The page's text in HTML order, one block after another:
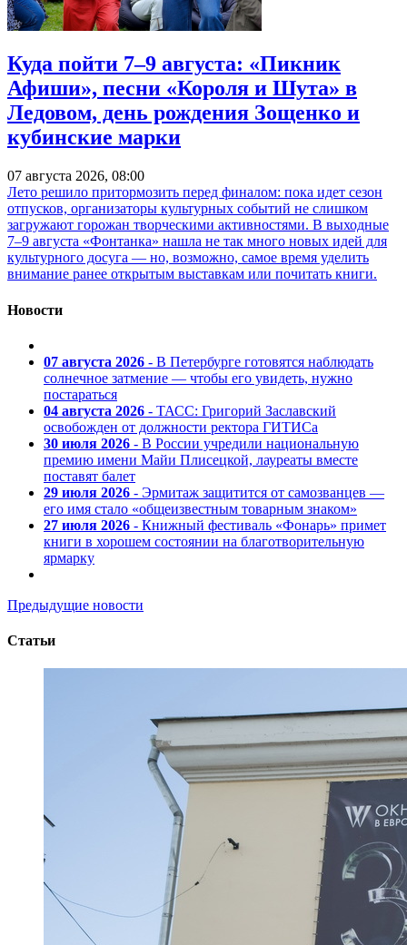
Куда пойти 7–9 августа: «Пикник
Афиши», песни «Короля и Шута» в
Ледовом, день рождения Зощенко и
кубинские марки
07 августа 2026, 08:00
Лето решило притормозить перед финалом: пока идет сезон
отпусков, организаторы культурных событий не слишком
загружают горожан творческими активностями. В выходные
7–9 августа «Фонтанка» нашла не так много новых идей для
культурного досуга — но, возможно, самое время уделить
внимание ранее открытым выставкам или почитать книги.
Новости
07 августа 2026 - В Петербурге готовятся наблюдать
солнечное затмение — чтобы его увидеть, нужно
постараться
04 августа 2026 - ТАСС: Григорий Заславский
освобожден от должности ректора ГИТИСа
30 июля 2026 - В России учредили национальную
премию имени Майи Плисецкой, лауреаты вместе
поставят балет
29 июля 2026 - Эрмитаж защитится от самозванцев —
его имя стало «общеизвестным товарным знаком»
27 июля 2026 - Книжный фестиваль «Фонарь» примет
книги в хорошем состоянии на благотворительную
ярмарку
Предыдущие новости
Статьи